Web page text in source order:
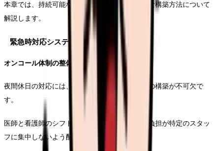
本章では、持続可能な24時間対応体制の具体的な構築方法について
解説します。
緊急時対応システムの確立
オンコール体制の整備
夜間休日の対応には、効率的なオンコール体制の構築が不可欠で
す。
医師と看護師のシフト制を組み合わせ、過度な負担が特定のスタッ
フに集中しないよう配慮します。